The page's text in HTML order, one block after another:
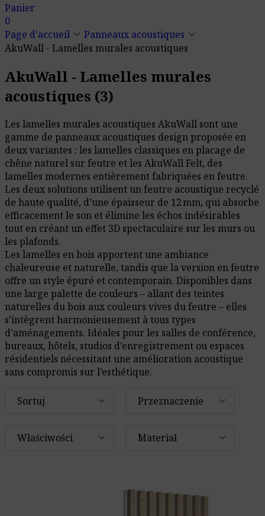
Panier
0
Page d'accueil keyboard_arrow_down Panneaux acoustiques keyboard_arrow_down
AkuWall - Lamelles murales acoustiques
AkuWall - Lamelles murales
acoustiques (3)
Les lamelles murales acoustiques AkuWall sont une
gamme de panneaux acoustiques design proposée en
deux variantes : les lamelles classiques en placage de
chêne naturel sur feutre et les AkuWall Felt, des
lamelles modernes entièrement fabriquées en feutre.
Les deux solutions utilisent un feutre acoustique recyclé
de haute qualité, d’une épaisseur de 12 mm, qui absorbe
efficacement le son et élimine les échos indésirables
tout en créant un effet 3D spectaculaire sur les murs ou
les plafonds.
Les lamelles en bois apportent une ambiance
chaleureuse et naturelle, tandis que la version en feutre
offre un style épuré et contemporain. Disponibles dans
une large palette de couleurs – allant des teintes
naturelles du bois aux couleurs vives du feutre – elles
s’intègrent harmonieusement à tous types
d’aménagements. Idéales pour les salles de conférence,
bureaux, hôtels, studios d’enregistrement ou espaces
résidentiels nécessitant une amélioration acoustique
sans compromis sur l’esthétique.
Sortuj Przeznaczenie
Właściwości Materiał